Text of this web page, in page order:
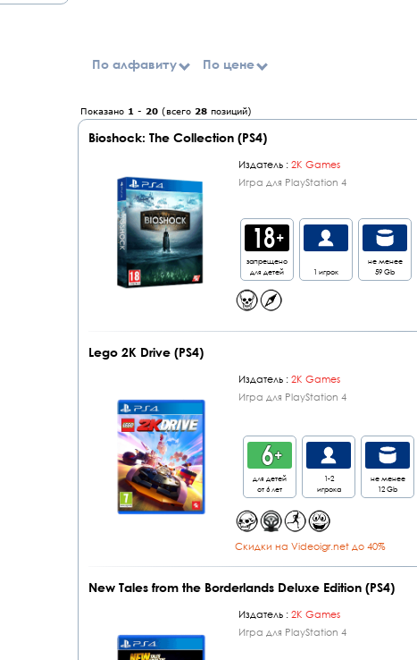
По алфавиту По цене
Показано 1 - 20 (всего 28 позиций)
Bioshock: The Collection (PS4)
Издатель :2K Games
Игра для PlayStation 4
запрещено
для детей
1 игрок
не менее
59 Gb
Lego 2K Drive (PS4)
Издатель :2K Games
Игра для PlayStation 4
для детей
от 6 лет
1-2
игрока
не менее
12 Gb
Cкидки на Videoigr.net до 40%
New Tales from the Borderlands Deluxe Edition (PS4)
Издатель :2K Games
Игра для PlayStation 4